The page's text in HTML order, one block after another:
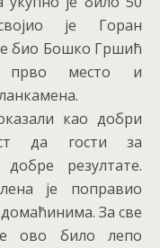
је Горан
био Бошко Гршић
прво место и
као добри
да гости за
резултате.
је поправио
За све
ово било лепо